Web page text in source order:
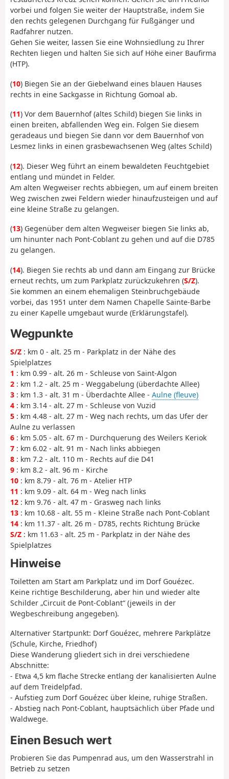
vorbei und folgen Sie weiter der Hauptstraße, indem Sie
den rechts gelegenen Durchgang für Fußgänger und
Radfahrer nutzen.
Gehen Sie weiter, lassen Sie eine Wohnsiedlung zu Ihrer
Rechten liegen und halten Sie sich auf Höhe einer Baufirma
(HTP).
(10) Biegen Sie an der Giebelwand eines blauen Hauses
rechts in eine Sackgasse in Richtung Gomoal ab.
(11) Vor dem Bauernhof (altes Schild) biegen Sie links in
einen breiten, abfallenden Weg ein. Folgen Sie diesem
geradeaus und biegen Sie dann vor dem Bauernhof von
Lesmez links in einen grasbewachsenen Weg (altes Schild)
(12). Dieser Weg führt an einem bewaldeten Feuchtgebiet
entlang und mündet in Felder.
Am alten Wegweiser rechts abbiegen, um auf einem breiten
Weg zwischen zwei Feldern wieder hinaufzusteigen und auf
eine kleine Straße zu gelangen.
(13) Gegenüber dem alten Wegweiser biegen Sie links ab,
um hinunter nach Pont-Coblant zu gehen und auf die D785
zu gelangen.
(14). Biegen Sie rechts ab und dann am Eingang zur Brücke
erneut rechts, um zum Parkplatz zurückzukehren (S/Z).
Sie kommen an einem ehemaligen Steinbruchgebäude
vorbei, das 1951 unter dem Namen Chapelle Sainte-Barbe
zu einer Kapelle umgebaut wurde (Erklärungstafel).
Wegpunkte
S/Z : km 0 - alt. 25 m - Parkplatz in der Nähe des
Spielplatzes
1 : km 0.99 - alt. 26 m - Schleuse von Saint-Algon
2 : km 1.2 - alt. 25 m - Weggabelung (überdachte Allee)
3 : km 1.3 - alt. 31 m - Überdachte Allee - Aulne (fleuve)
4 : km 3.14 - alt. 27 m - Schleuse von Vuzid
5 : km 4.48 - alt. 27 m - Weg nach rechts, um das Ufer der
Aulne zu verlassen
6 : km 5.05 - alt. 67 m - Durchquerung des Weilers Keriok
7 : km 6.02 - alt. 91 m - Nach links abbiegen
8 : km 7.2 - alt. 110 m - Rechts auf die D41
9 : km 8.2 - alt. 96 m - Kirche
10 : km 8.79 - alt. 76 m - Atelier HTP
11 : km 9.09 - alt. 64 m - Weg nach links
12 : km 9.76 - alt. 47 m - Grasweg nach links
13 : km 10.68 - alt. 55 m - Kleine Straße nach Pont-Coblant
14 : km 11.37 - alt. 26 m - D785, rechts Richtung Brücke
S/Z : km 11.63 - alt. 25 m - Parkplatz in der Nähe des
Spielplatzes
Hinweise
Toiletten am Start am Parkplatz und im Dorf Gouézec.
Keine richtige Beschilderung, aber hin und wieder alte
Schilder „Circuit de Pont-Coblant“ (jeweils in der
Wegbeschreibung angegeben).
Alternativer Startpunkt: Dorf Gouézec, mehrere Parkplätze
(Schule, Kirche, Friedhof)
Diese Wanderung gliedert sich in drei verschiedene
Abschnitte:
- Etwa 4,5 km flache Strecke entlang der kanalisierten Aulne
auf dem Treidelpfad.
- Aufstieg zum Dorf Gouézec über kleine, ruhige Straßen.
- Abstieg nach Pont-Coblant, hauptsächlich über Pfade und
Waldwege.
Einen Besuch wert
Probieren Sie das Pumpenrad aus, um den Wasserstrahl in
Betrieb zu setzen